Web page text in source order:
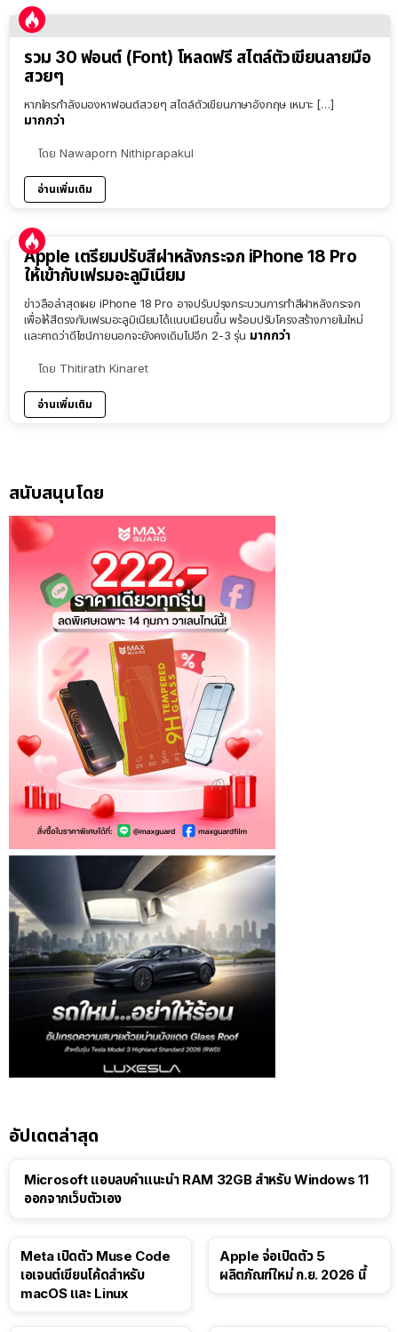
รวม 30 ฟอนต์ (Font) โหลดฟรี สไตล์ตัวเขียนลายมือ
สวยๆ
หากใครกำลังมองหาฟอนต์สวยๆ สไตล์ตัวเขียนภาษาอังกฤษ เหมาะ […]
มากกว่า
โดย Nawaporn Nithiprapakul
อ่านเพิ่มเติม
Apple เตรียมปรับสีฝาหลังกระจก iPhone 18 Pro
ให้เข้ากับเฟรมอะลูมิเนียม
ข่าวลือล่าสุดเผย iPhone 18 Pro อาจปรับปรุงกระบวนการทำสีฝาหลังกระจก
เพื่อให้สีตรงกับเฟรมอะลูมิเนียมได้แนบเนียนขึ้น พร้อมปรับโครงสร้างภายในใหม่
และคาดว่าดีไซน์ภายนอกจะยังคงเดิมไปอีก 2-3 รุ่น มากกว่า
โดย Thitirath Kinaret
อ่านเพิ่มเติม
สนับสนุนโดย
อัปเดตล่าสุด
Microsoft แอบลบคำแนะนำ RAM 32GB สำหรับ Windows 11
ออกจากเว็บตัวเอง
Meta เปิดตัว Muse Code
เอเจนต์เขียนโค้ดสำหรับ
macOS และ Linux
Apple จ่อเปิดตัว 5
ผลิตภัณฑ์ใหม่ ก.ย. 2026 นี้